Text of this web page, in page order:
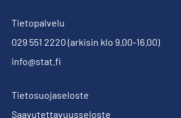
Tietopalvelu
029 551 2220 (arkisin klo 9.00-16.00)
info@stat.fi
Tietosuojaseloste
Saavutettavuusseloste